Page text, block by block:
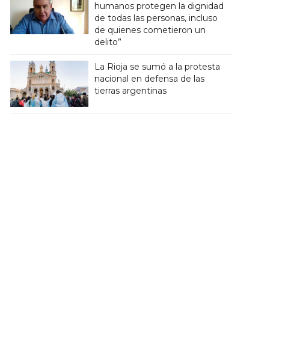
humanos protegen la dignidad
de todas las personas, incluso
de quienes cometieron un
delito”
La Rioja se sumó a la protesta
nacional en defensa de las
tierras argentinas